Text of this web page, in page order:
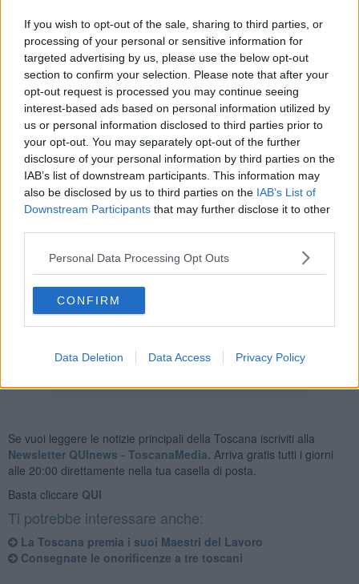
If you wish to opt-out of the sale, sharing to third parties, or
processing of your personal or sensitive information for
targeted advertising by us, please use the below opt-out
section to confirm your selection. Please note that after your
opt-out request is processed you may continue seeing
interest-based ads based on personal information utilized by
us or personal information disclosed to third parties prior to
your opt-out. You may separately opt-out of the further
disclosure of your personal information by third parties on the
IAB’s list of downstream participants. This information may
also be disclosed by us to third parties on the IAB’s List of
Downstream Participants that may further disclose it to other
Personal Data Processing Opt Outs
CONFIRM
Data Deletion Data Access Privacy Policy
ROMA — Il Presidente della Repubblica, Sergio Mattarella, ha
firmato il decreto con il quale, su proposta del Ministro dello
Sviluppo Economico e del Lavoro e delle Politiche Sociali, Luigi Di
Maio, sono stati nominati 25 Cavalieri del Lavoro in Italia. A
diventare cavalieri del lavoro anche due toscani:Alessandro
BastaglieElisabetta Fabri.
Alessandro Bastagli è un imprenditore fiorentino nel settore della
moda. E' proprietario di Lineapiù Italia, Finalba e A.Moda.
Elisabetta Fabri è presidente amministratore delegato di Starhotels,
catena di alberghi di lusso con sede a Firenze, fondata nel 1980 da
Ferruccio Fabri. L'azienda gestisce 29 alberghi a 4 e 5 stelle, di cui
tre a Londra, uno a Parigi e uno a New York per un totale di 4100
Se vuoi leggere le notizie principali della Toscana iscriviti alla
Newsletter QUInews - ToscanaMedia. Arriva gratis tutti i giorni
alle 20:00 direttamente nella tua casella di posta.
Basta cliccare QUI
Ti potrebbe interessare anche:
La Toscana premia i suoi Maestri del Lavoro
Consegnate le onorificenze a tre toscani